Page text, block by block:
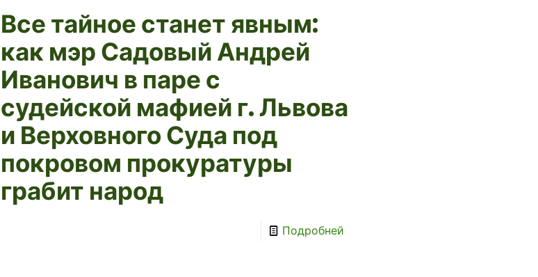
Все тайное станет явным:
как мэр Садовый Андрей
Иванович в паре с
судейской мафией г. Львова
и Верховного Суда под
покровом прокуратуры
грабит народ
Подробней